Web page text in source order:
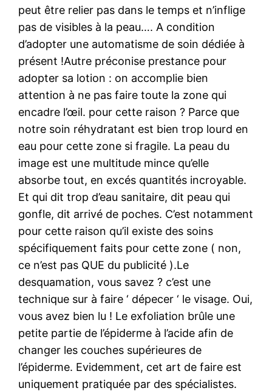
peut être relier pas dans le temps et n’inflige
pas de visibles à la peau…. A condition
d’adopter une automatisme de soin dédiée à
présent !Autre préconise prestance pour
adopter sa lotion : on accomplie bien
attention à ne pas faire toute la zone qui
encadre l’œil. pour cette raison ? Parce que
notre soin réhydratant est bien trop lourd en
eau pour cette zone si fragile. La peau du
image est une multitude mince qu’elle
absorbe tout, en excés quantités incroyable.
Et qui dit trop d’eau sanitaire, dit peau qui
gonfle, dit arrivé de poches. C’est notamment
pour cette raison qu’il existe des soins
spécifiquement faits pour cette zone ( non,
ce n’est pas QUE du publicité ).Le
desquamation, vous savez ? c’est une
technique sur à faire ‘ dépecer ‘ le visage. Oui,
vous avez bien lu ! Le exfoliation brûle une
petite partie de l’épiderme à l’acide afin de
changer les couches supérieures de
l’épiderme. Evidemment, cet art de faire est
uniquement pratiquée par des spécialistes.